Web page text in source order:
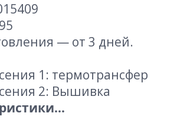
— от 3 дней.
1: термотрансфер
2: Вышивка